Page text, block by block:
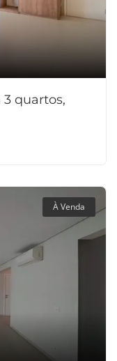
quartos,
À Venda